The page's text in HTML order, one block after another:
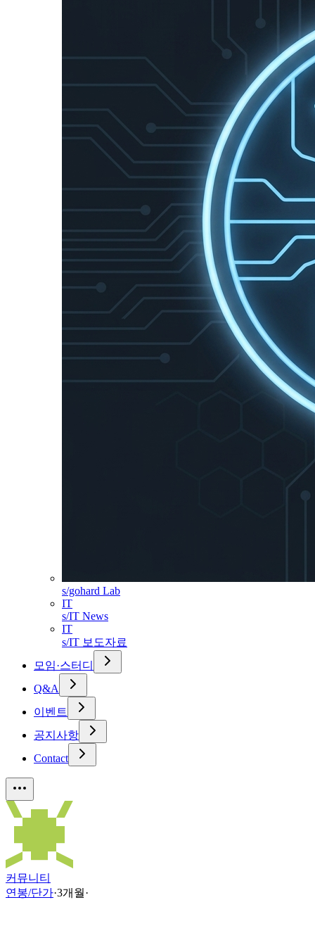
s/gohard Lab
IT
s/IT News
IT
s/IT 보도자료
모임·스터디
Q&A
이벤트
공지사항
Contact
커뮤니티
연봉/단가·3개월·